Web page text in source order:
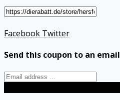
Facebook Twitter
Send this coupon to an email